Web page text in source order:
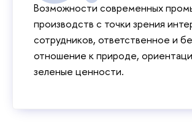
Возможности современных
производств с точки зрения
сотрудников, ответственное и
отношение к природе,
зеленые ценности.